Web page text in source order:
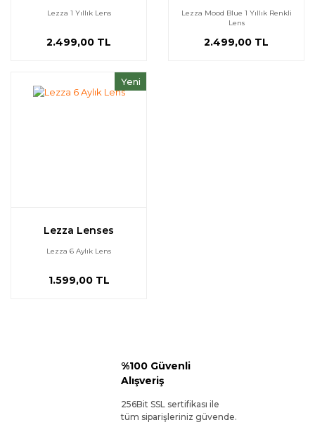
Lezza 1 Yıllık Lens
2.499,00 TL
Lezza Mood Blue 1 Yıllık Renkli
Lens
2.499,00 TL
Yeni
Lezza Lenses
Lezza 6 Aylık Lens
1.599,00 TL
%100 Güvenli
Alışveriş
256Bit SSL sertifikası ile
tüm siparişleriniz güvende.